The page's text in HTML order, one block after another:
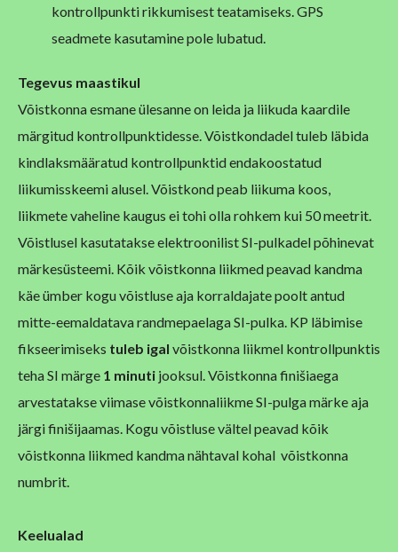
kontrollpunkti rikkumisest teatamiseks. GPS
seadmete kasutamine pole lubatud.
Tegevus maastikul
Võistkonna esmane ülesanne on leida ja liikuda kaardile
märgitud kontrollpunktidesse. Võistkondadel tuleb läbida
kindlaksmääratud kontrollpunktid endakoostatud
liikumisskeemi alusel. Võistkond peab liikuma koos,
liikmete vaheline kaugus ei tohi olla rohkem kui 50 meetrit.
Võistlusel kasutatakse elektroonilist SI-pulkadel põhinevat
märkesüsteemi. Kõik võistkonna liikmed peavad kandma
käe ümber kogu võistluse aja korraldajate poolt antud
mitte-eemaldatava randmepaelaga SI-pulka. KP läbimise
fikseerimiseks tuleb igal võistkonna liikmel kontrollpunktis
teha SI märge 1 minuti jooksul. Võistkonna finišiaega
arvestatakse viimase võistkonnaliikme SI-pulga märke aja
järgi finišijaamas. Kogu võistluse vältel peavad kõik
võistkonna liikmed kandma nähtaval kohal võistkonna
numbrit.
Keelualad